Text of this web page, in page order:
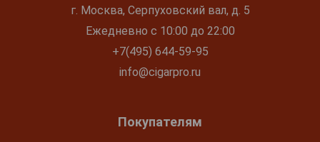
г. Москва, Серпуховский вал, д. 5
Ежедневно с 10:00 до 22:00
+7(495) 644-59-95
info@cigarpro.ru
Покупателям